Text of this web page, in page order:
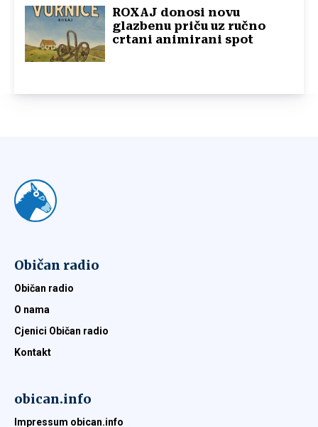
ROXAJ donosi novu
glazbenu priču uz ručno
crtani animirani spot
Običan radio
Običan radio
O nama
Cjenici Običan radio
Kontakt
obican.info
Impressum obican.info